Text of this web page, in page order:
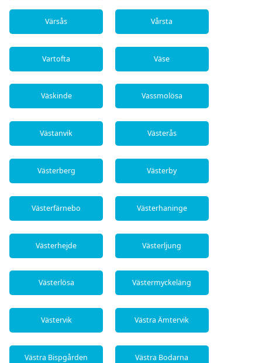
Värsås Vårsta
Vartofta Väse
Väskinde Vassmolösa
Västanvik Västerås
Västerberg Västerby
Västerfärnebo Västerhaninge
Västerhejde Västerljung
Västerlösa Västermyckeläng
Västervik Västra Ämtervik
Västra Bispgården Västra Bodarna